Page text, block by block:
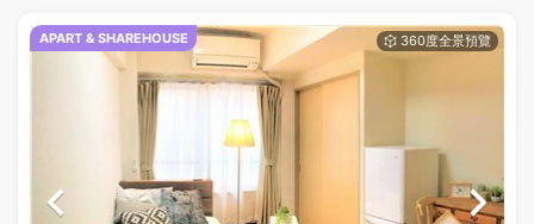
APART & SHAREHOUSE